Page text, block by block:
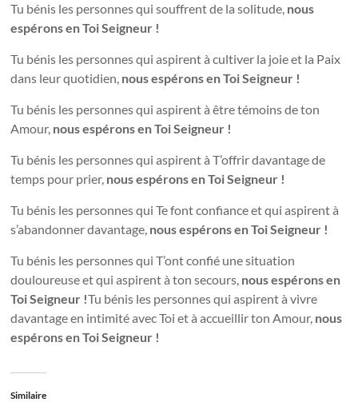
Tu bénis les personnes qui souffrent de la solitude, nous
espérons en Toi Seigneur !
Tu bénis les personnes qui aspirent à cultiver la joie et la Paix
dans leur quotidien, nous espérons en Toi Seigneur !
Tu bénis les personnes qui aspirent à être témoins de ton
Amour, nous espérons en Toi Seigneur !
Tu bénis les personnes qui aspirent à T’offrir davantage de
temps pour prier, nous espérons en Toi Seigneur !
Tu bénis les personnes qui Te font confiance et qui aspirent à
s’abandonner davantage, nous espérons en Toi Seigneur !
Tu bénis les personnes qui T’ont confié une situation
douloureuse et qui aspirent à ton secours, nous espérons en
Toi Seigneur !Tu bénis les personnes qui aspirent à vivre
davantage en intimité avec Toi et à accueillir ton Amour, nous
espérons en Toi Seigneur !
Similaire